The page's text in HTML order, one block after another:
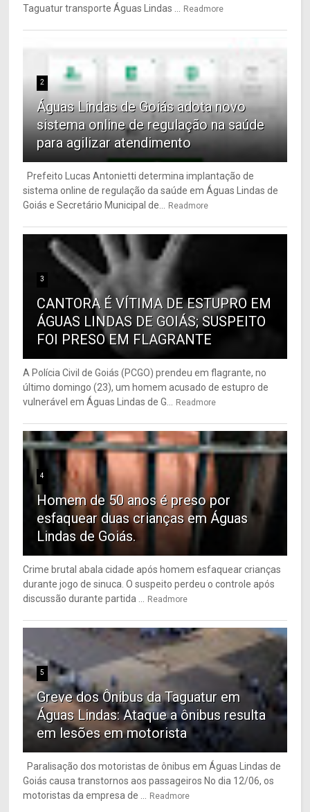
Taguatur transporte Águas Lindas ...
Readmore
2
Águas Lindas de Goiás adota novo
sistema online de regulação na saúde
para agilizar atendimento
Prefeito Lucas Antonietti determina implantação de
sistema online de regulação da saúde em Águas Lindas de
Goiás e Secretário Municipal de...
Readmore
3
CANTORA É VÍTIMA DE ESTUPRO EM
ÁGUAS LINDAS DE GOIÁS; SUSPEITO
FOI PRESO EM FLAGRANTE
A Polícia Civil de Goiás (PCGO) prendeu em flagrante, no
último domingo (23), um homem acusado de estupro de
vulnerável em Águas Lindas de G...
Readmore
4
Homem de 50 anos é preso por
esfaquear duas crianças em Águas
Lindas de Goiás.
Crime brutal abala cidade após homem esfaquear crianças
durante jogo de sinuca. O suspeito perdeu o controle após
discussão durante partida ...
Readmore
5
Greve dos Ônibus da Taguatur em
Águas Lindas: Ataque a ônibus resulta
em lesões em motorista
Paralisação dos motoristas de ônibus em Águas Lindas de
Goiás causa transtornos aos passageiros No dia 12/06, os
motoristas da empresa de ...
Readmore